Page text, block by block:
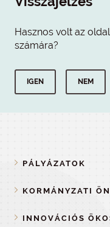
Hasznos volt az
számára?
IGEN NEM
PÁLYÁZATOK
KORMÁNYZATI
INNOVÁCIÓS